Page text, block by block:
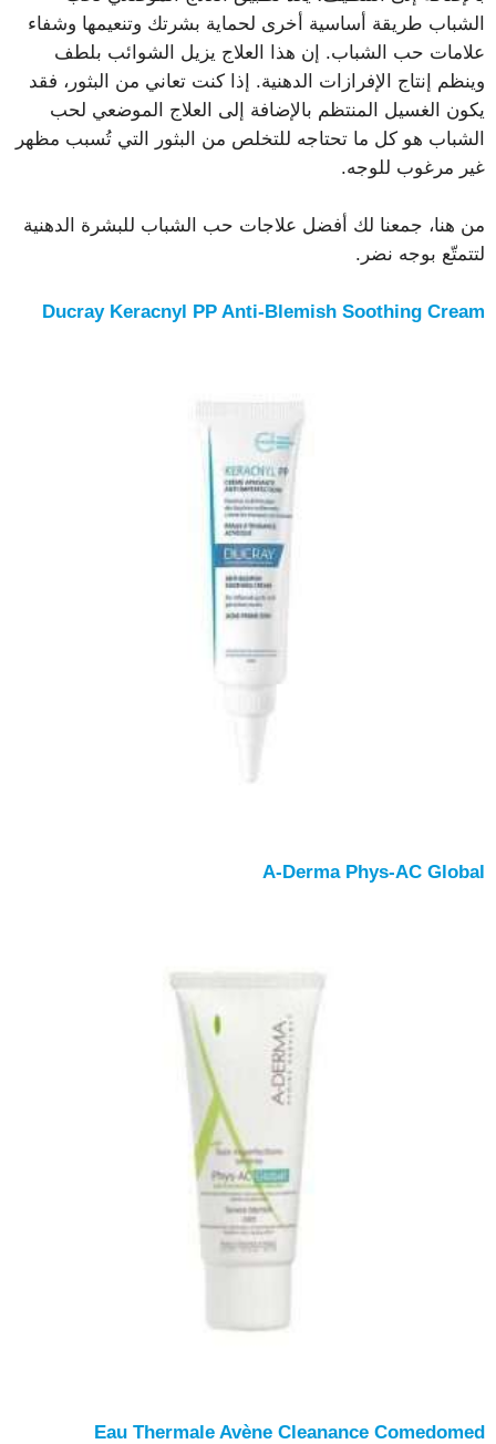
الشباب طريقة أساسية أخرى لحماية بشرتك وتنعيمها وشفاء
علامات حب الشباب. إن هذا العلاج يزيل الشوائب بلطف
وينظم إنتاج الإفرازات الدهنية. إذا كنت تعاني من البثور، فقد
يكون الغسيل المنتظم بالإضافة إلى العلاج الموضعي لحب
الشباب هو كل ما تحتاجه للتخلص من البثور التي تُسبب مظهر
غير مرغوب للوجه.
من هنا، جمعنا لك أفضل علاجات حب الشباب للبشرة الدهنية
لتتمتّع بوجه نضر.
Ducray Keracnyl PP Anti-Blemish Soothing Cream
A-Derma Phys-AC Global
Eau Thermale Avène Cleanance Comedomed